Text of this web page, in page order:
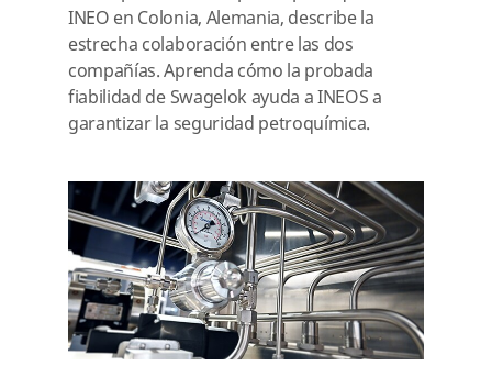
INEO en Colonia, Alemania, describe la
estrecha colaboración entre las dos
compañías. Aprenda cómo la probada
fiabilidad de Swagelok ayuda a INEOS a
garantizar la seguridad petroquímica.